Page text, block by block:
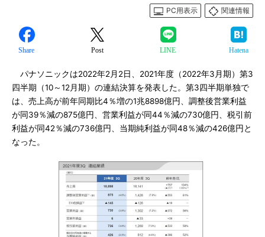
PC用表示
関連情報
Share Post LINE Hatena
パナソニックは2022年2月2日、2021年度（2022年3月期）第3
四半期（10～12月期）の連結決算を発表した。第3四半期単独で
は、売上高が前年同期比4％増の1兆8898億円、調整後営業利益
が同39％減の875億円、営業利益が同44％減の730億円、税引前
利益が同42％減の736億円、当期純利益が同48％減の426億円と
なった。